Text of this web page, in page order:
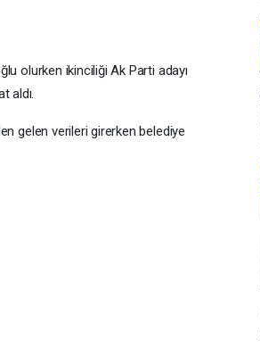
olurken ikinciliği Ak Parti adayı
aldı.
gelen verileri girerken belediye